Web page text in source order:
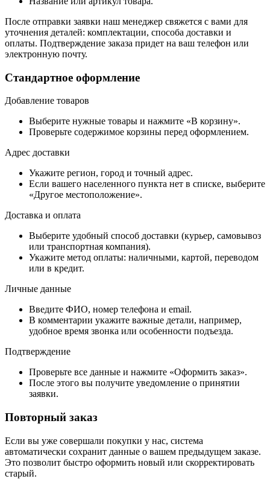
После отправки заявки наш менеджер свяжется с вами для
уточнения деталей: комплектации, способа доставки и
оплаты. Подтверждение заказа придет на ваш телефон или
электронную почту.
Стандартное оформление
Добавление товаров
Выберите нужные товары и нажмите «В корзину».
Проверьте содержимое корзины перед оформлением.
Адрес доставки
Укажите регион, город и точный адрес.
Если вашего населенного пункта нет в списке, выберите
«Другое местоположение».
Доставка и оплата
Выберите удобный способ доставки (курьер, самовывоз
или транспортная компания).
Укажите метод оплаты: наличными, картой, переводом
или в кредит.
Личные данные
Введите ФИО, номер телефона и email.
В комментарии укажите важные детали, например,
удобное время звонка или особенности подъезда.
Подтверждение
Проверьте все данные и нажмите «Оформить заказ».
После этого вы получите уведомление о принятии
заявки.
Повторный заказ
Если вы уже совершали покупки у нас, система
автоматически сохранит данные о вашем предыдущем заказе.
Это позволит быстро оформить новый или скорректировать
старый.